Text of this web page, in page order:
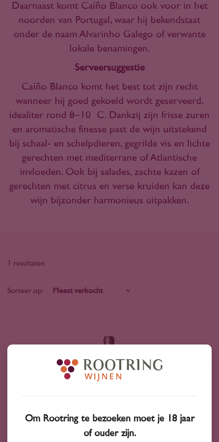
Daarnaast komt Caíño Blanco ook voor in het
noorden van Portugal, waar hij bekendstaat
onder de naam Alvarinho Galego of verwante
lokale benamingen.
Serveersuggestie
Caíño Blanco komt het best tot zijn recht
wanneer hij goed gekoeld wordt geserveerd,
idealiter rond 8–10 °C. Dankzij zijn frisse zuren
en aromatische finesse past de wijn uitstekend
bij schaal- en schelpdieren, gegrilde vis en lichte
gerechten met mediterrane of Atlantische
invloeden. Ook bij salades, zachte kazen of
gerechten met citrus en verse kruiden kan deze
wijn bijzonder harmonieus uitpakken.
1 resultaten
Sorteer op:
Om Rootring te bezoeken moet je 18 jaar
of ouder zijn.